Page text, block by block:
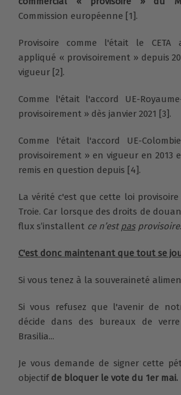
Commission européenne [1].
Provisoire comme l'était le CETA
appliqué « provisoirement » depuis
vigueur [2].
Comme l'était l'accord UE-
provisoirement » dès janvier 2021 [3].
Comme l'était l'accord UE-
provisoirement » en vigueur en 2013
remis en question depuis [4].
La vérité c'est que cette loi
Troie. Car lorsque des droits de
flux s’installent ce n’estpasprovisoire.
C'est donc maintenant que tout se
Si vous tenez à la souveraineté
Si vous refusez que l'avenir de
décide dans des bureaux de
Brasilia...
Je vous demande de signer cette
objectif de bloquer le vote du 1er mai.